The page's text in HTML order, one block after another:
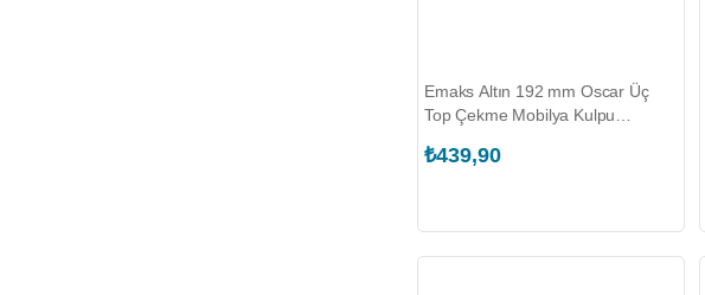
Emaks Altın 192 mm Oscar Üç
Top Çekme Mobilya Kulpu
₺439,90